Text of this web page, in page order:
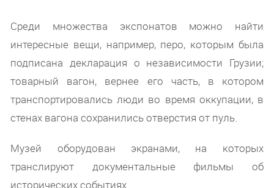
Среди множества экспонатов можно найти
интересные вещи, например, перо, которым была
подписана декларация о независимости Грузии;
товарный вагон, вернее его часть, в котором
транспортировались люди во время оккупации, в
стенах вагона сохранились отверстия от пуль.
Музей оборудован экранами, на которых
транслируют документальные фильмы об
исторических событиях.